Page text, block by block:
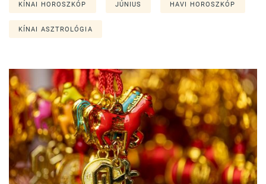
KÍNAI HOROSZKÓP JÚNIUS HAVI HOROSZKÓP
KÍNAI ASZTROLÓGIA